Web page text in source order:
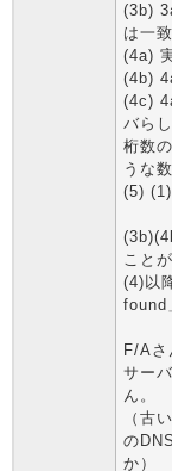
(3b)
は一
(4a)
(4b)
(4c)
バら
桁数
うな
(5)
こと
(4)以
found
F/Aさ
サー
ん。
（古
の
か）